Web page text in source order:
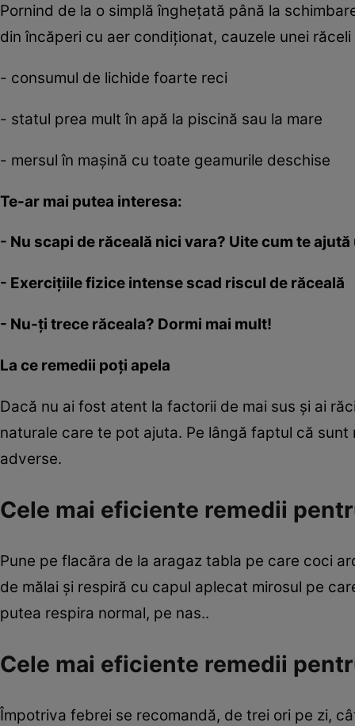
Pornind de la o simplă îngheţată până la
din încăperi cu aer condiţionat, cauzele unei
- consumul de lichide foarte reci
- statul prea mult în apă la piscină sau la mare
- mersul în maşină cu toate geamurile deschise
Te-ar mai putea interesa:
- Nu scapi de răceală nici vara? Uite cum te
- Exerciţiile fizice intense scad riscul de răceală
- Nu-ţi trece răceala? Dormi mai mult!
La ce remedii poţi apela
Dacă nu ai fost atent la factorii de mai sus şi ai
naturale care te pot ajuta. Pe lângă faptul că
adverse.
Cele mai eficiente remedii
Pune pe flacăra de la aragaz tabla pe care coci
de mălai şi respiră cu capul aplecat mirosul pe
putea respira normal, pe nas..
Cele mai eficiente remedii
Împotriva febrei se recomandă, de trei ori pe zi,